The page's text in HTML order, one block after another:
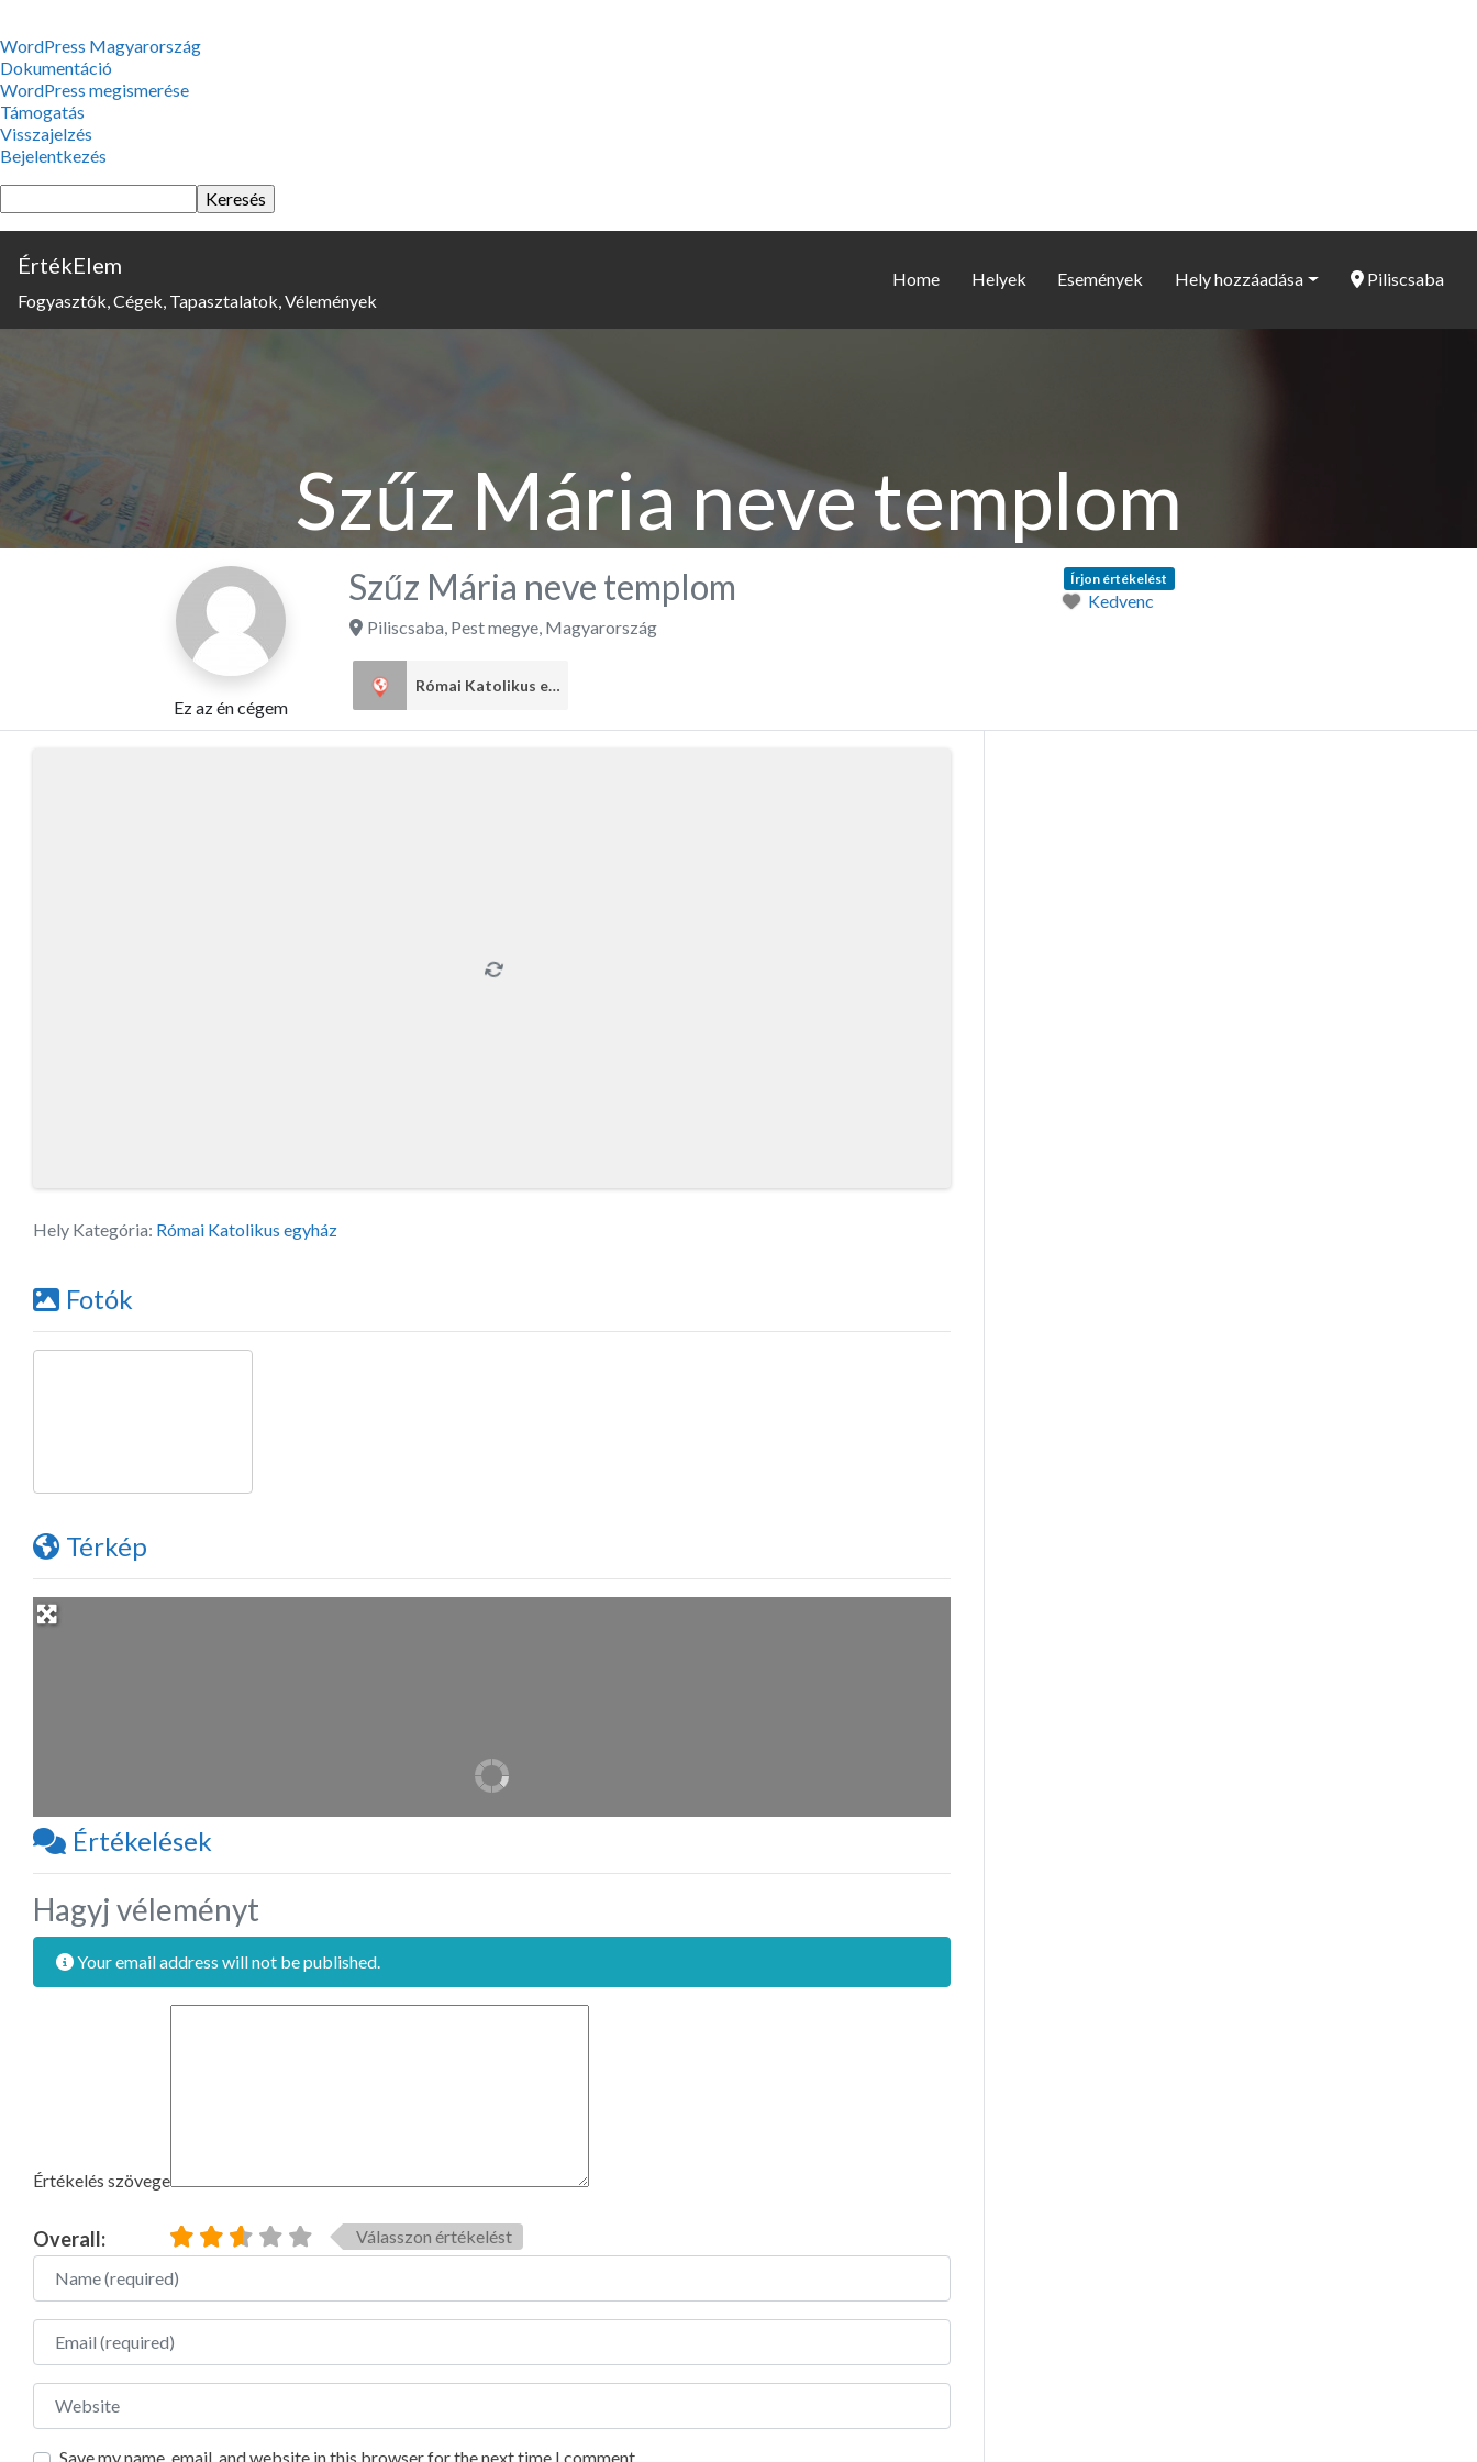
WordPress,
a
csodás
WordPress Magyarország
Dokumentáció
WordPress megismerése
Támogatás
Visszajelzés
Bejelentkezés
Keresés
ÉrtékElem
Fogyasztók, Cégek, Tapasztalatok, Vélemények
Home Helyek Események Hely hozzáadása Piliscsaba
Szűz Mária neve templom
Ez az én cégem
Szűz Mária neve templom
Piliscsaba, Pest megye, Magyarország
Római Katolikus egyház
Írjon értékelést
Kedvenc
Hely Kategória: Római Katolikus egyház
Fotók
Térkép
Értékelések
Hagyj véleményt
Your email address will not be published.
Értékelés szövege
Overall:
Válasszon értékelést
Name
Email
Website
Save my name, email, and website in this browser for the next time I comment.